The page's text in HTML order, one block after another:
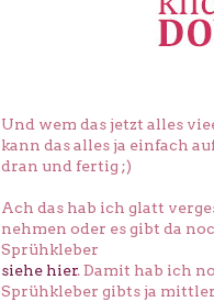
Und wem das jetzt alles
kann das alles ja einfach
dran und fertig ;)
Ach das hab ich glatt
nehmen oder es gibt da
Sprühkleber
siehe hier. Damit hab ich
Sprühkleber gibts ja